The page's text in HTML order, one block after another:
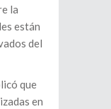
la
están
del
que
en